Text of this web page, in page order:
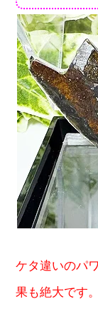
ケタ違いのパ
果も絶大です。